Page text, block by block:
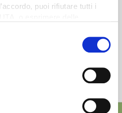
puoi rifiutare tutti i
ACCETTA SELEZIONATI.